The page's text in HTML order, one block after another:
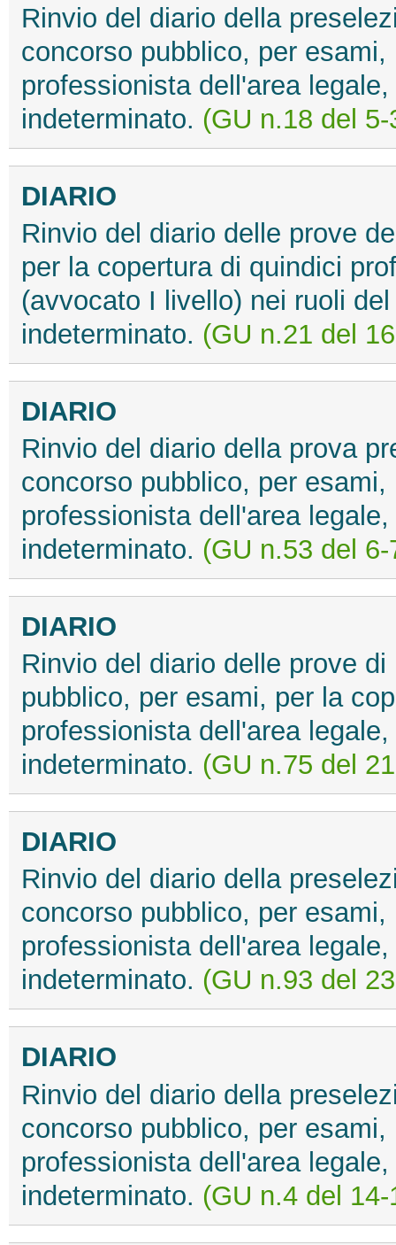
Rinvio del diario della
concorso pubblico, per
professionista dell'area
indeterminato. (GU n.18 del
DIARIO
Rinvio del diario delle prove
per la copertura di quindici
(avvocato I livello) nei ruoli
indeterminato. (GU n.21 del
DIARIO
Rinvio del diario della prova
concorso pubblico, per
professionista dell'area
indeterminato. (GU n.53 del
DIARIO
Rinvio del diario delle prove
pubblico, per esami, per la
professionista dell'area
indeterminato. (GU n.75 del
DIARIO
Rinvio del diario della
concorso pubblico, per
professionista dell'area
indeterminato. (GU n.93 del
DIARIO
Rinvio del diario della
concorso pubblico, per
professionista dell'area
indeterminato. (GU n.4 del